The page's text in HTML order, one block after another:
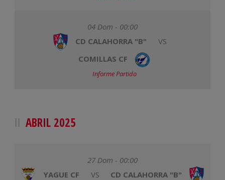
04 Dom - 00:00
CD CALAHORRA "B"
VS
COMILLAS CF
Informe Partido
ABRIL 2025
27 Dom - 00:00
YAGUE CF
VS CD CALAHORRA "B"